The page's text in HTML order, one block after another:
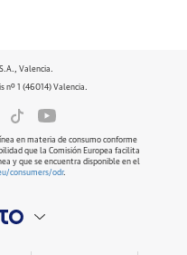
Valencia.
nº 1 (46014) Valencia.
en materia de consumo conforme
que la Comisión Europea facilita
y que se encuentra disponible en el
consumers/odr.